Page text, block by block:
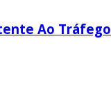
Ao Tráfego